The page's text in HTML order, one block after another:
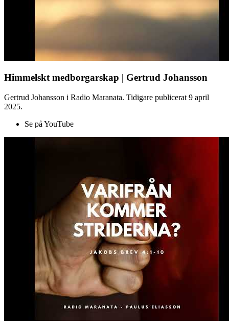
Himmelskt medborgarskap | Gertrud Johansson
Gertrud Johansson i Radio Maranata. Tidigare publicerat 9 april
2025.
Se på YouTube